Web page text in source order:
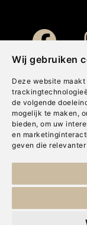
Wij gebruiken
Deze website
de volgende
mogelijk te maken ,
bieden, om uw
en
geven die